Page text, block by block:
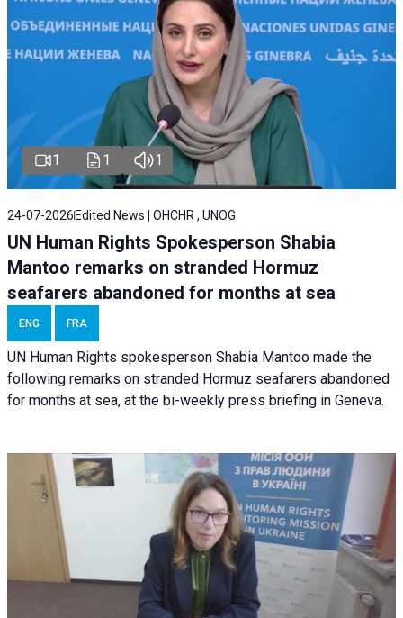
1 1 1
24-07-2026 Edited News | OHCHR , UNOG
UN Human Rights Spokesperson Shabia
Mantoo remarks on stranded Hormuz
seafarers abandoned for months at sea
ENG FRA
UN Human Rights spokesperson Shabia Mantoo made the
following remarks on stranded Hormuz seafarers abandoned
for months at sea, at the bi-weekly press briefing in Geneva.